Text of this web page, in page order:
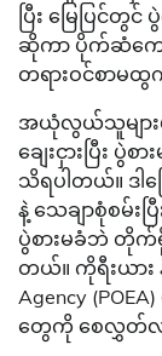
ပြီး မြေပြင်တွ
ဆိုကာ ပိုက်ဆံကေ
တရားဝင်စာ
အယုံလွယ်သူများဟ
ချေးငှားပြီး
သိရပါတယ်။ ဒါ
နဲ့ သေချာစုံစမ်း
ပွဲစားမခံဘဲ တိုက်ရို
တယ်။ ကိုရီးယာ
Agency
တွေကို စေလွှတ်လ